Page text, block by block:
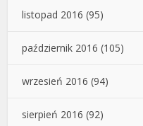
listopad 2016 (95)
październik 2016 (105)
wrzesień 2016 (94)
sierpień 2016 (92)